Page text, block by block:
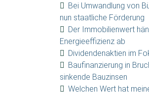
Bei Umwandlung von
nun staatliche Förderung
Der Immobilienwert
Energieeffizienz ab
Dividendenaktien im
Baufinanzierung in
sinkende Bauzinsen
Welchen Wert hat